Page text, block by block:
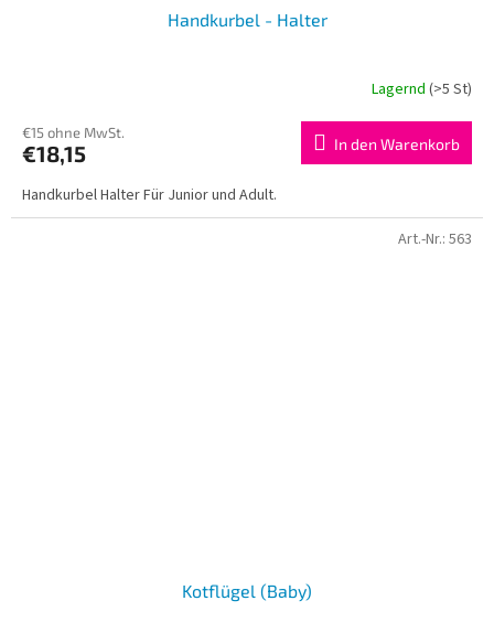
Handkurbel - Halter
Lagernd (>5 St)
€15 ohne MwSt.
€18,15 In den Warenkorb
Handkurbel Halter Für Junior und Adult.
Kotflügel (Baby)
Art.-Nr.: 563